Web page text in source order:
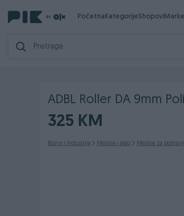
PočetnaKategorijeShopovi
ADBL Roller DA 9mm
325 KM
Biznis i Industrija Mašine i alati Mašine za